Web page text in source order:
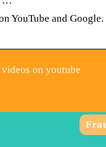
YouTube and
on youtube